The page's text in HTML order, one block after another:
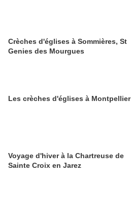
Crèches d'églises à Sommières, St
Genies des Mourgues
Les crèches d'églises à Montpellier
Voyage d'hiver à la Chartreuse de
Sainte Croix en Jarez